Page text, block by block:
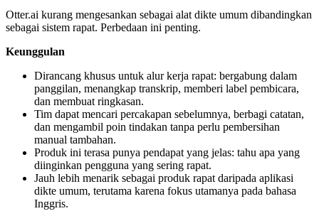
Otter.ai kurang mengesankan sebagai alat dikte umum dibandingkan
sebagai sistem rapat. Perbedaan ini penting.
Keunggulan
Dirancang khusus untuk alur kerja rapat: bergabung dalam
panggilan, menangkap transkrip, memberi label pembicara,
dan membuat ringkasan.
Tim dapat mencari percakapan sebelumnya, berbagi catatan,
dan mengambil poin tindakan tanpa perlu pembersihan
manual tambahan.
Produk ini terasa punya pendapat yang jelas: tahu apa yang
diinginkan pengguna yang sering rapat.
Jauh lebih menarik sebagai produk rapat daripada aplikasi
dikte umum, terutama karena fokus utamanya pada bahasa
Inggris.